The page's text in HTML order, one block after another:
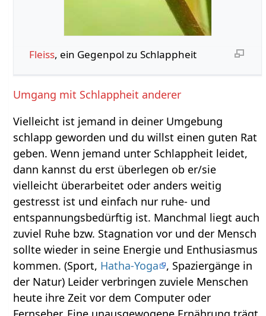
Fleiss, ein Gegenpol zu Schlappheit
Umgang mit Schlappheit anderer
Vielleicht ist jemand in deiner Umgebung
schlapp geworden und du willst einen guten Rat
geben. Wenn jemand unter Schlappheit leidet,
dann kannst du erst überlegen ob er/sie
vielleicht überarbeitet oder anders weitig
gestresst ist und einfach nur ruhe- und
entspannungsbedürftig ist. Manchmal liegt auch
zuviel Ruhe bzw. Stagnation vor und der Mensch
sollte wieder in seine Energie und Enthusiasmus
kommen. (Sport, Hatha-Yoga
, Spaziergänge in
der Natur) Leider verbringen zuviele Menschen
heute ihre Zeit vor dem Computer oder